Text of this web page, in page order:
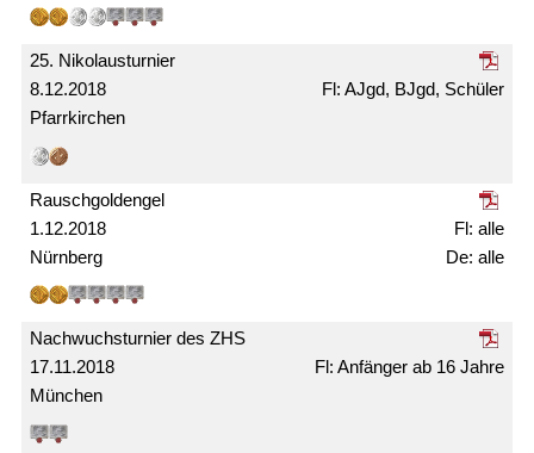
8.12.2018
25. Nikolaus­turnier
Pfarrkirchen
AJgd, BJgd, Schüler
1.12.2018
Rausch­gold­engel
Nürnberg
alle
alle
17.11.2018
Nachwuchs­turnier des ZHS
München
Anfänger ab 16 Jahre